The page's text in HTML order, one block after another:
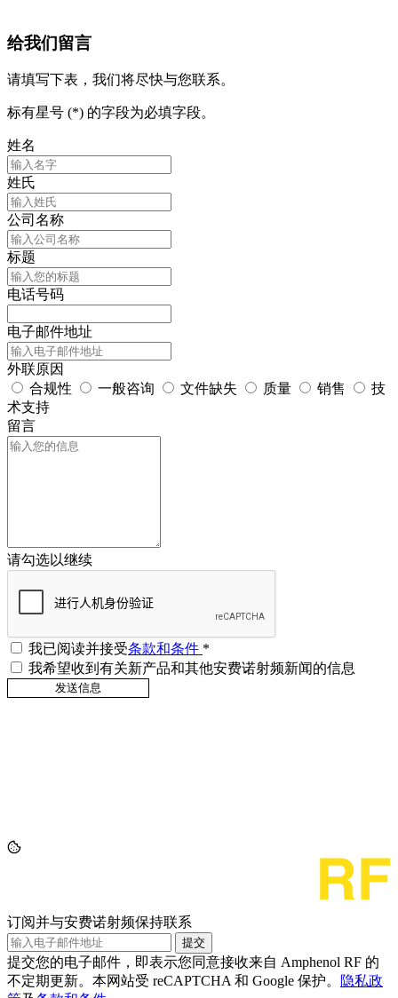
给我们留言
请填写下表，我们将尽快与您联系。
标有星号 (*) 的字段为必填字段。
姓名
姓氏
公司名称
标题
电话号码
电子邮件地址
外联原因
合规性
一般咨询 文件缺失 质量 销售
技
术支持
留言
请勾选以继续
我已阅读并接受条款和条件 *
我希望收到有关新产品和其他安费诺射频新闻的信息
订阅并与安费诺射频保持联系
提交
提交您的电子邮件，即表示您同意接收来自 Amphenol RF 的
不定期更新。本网站受 reCAPTCHA 和 Google 保护。
隐私政